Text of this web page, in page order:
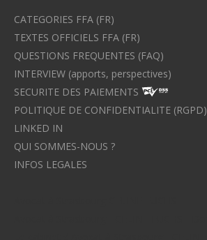
CATEGORIES FFA (FR)
TEXTES OFFICIELS FFA (FR)
QUESTIONS FREQUENTES (FAQ)
INTERVIEW (apports, perspectives)
SECURITE DES PAIEMENTS
POLITIQUE DE CONFIDENTIALITE (RGPD)
LINKED IN
QUI SOMMES-NOUS ?
INFOS LEGALES